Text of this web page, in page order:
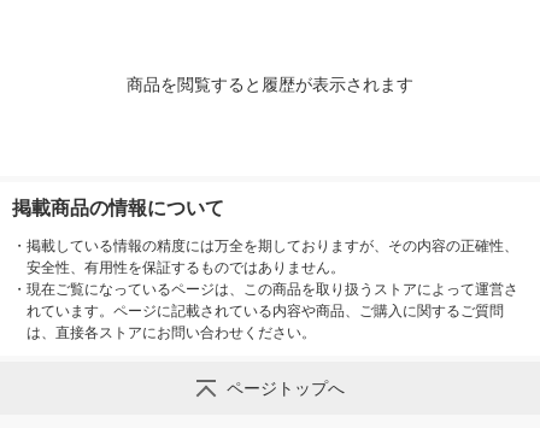
商品を閲覧すると履歴が表示されます
掲載商品の情報について
・ 掲載している情報の精度には万全を期しておりますが、その内容の正確性、
安全性、有用性を保証するものではありません。
・ 現在ご覧になっているページは、この商品を取り扱うストアによって運営さ
れています。ページに記載されている内容や商品、ご購入に関するご質問
は、直接各ストアにお問い合わせください。
ページトップへ